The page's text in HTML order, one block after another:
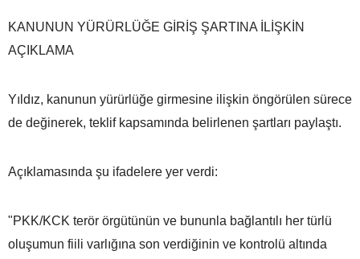
KANUNUN YÜRÜRLÜĞE GİRİŞ ŞARTINA İLİŞKİN
AÇIKLAMA
Yıldız, kanunun yürürlüğe girmesine ilişkin öngörülen sürece
de değinerek, teklif kapsamında belirlenen şartları paylaştı.
Açıklamasında şu ifadelere yer verdi:
"PKK/KCK terör örgütünün ve bununla bağlantılı her türlü
oluşumun fiili varlığına son verdiğinin ve kontrolü altında